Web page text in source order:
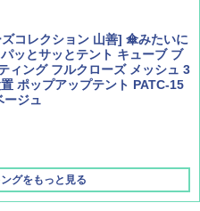
コレクション 山善] 傘みたいに
ッとサッとテント キューブ ブ
ィング フルクローズ メッシュ 3
ポップアップテント PATC-15
ージュ
グをもっと見る